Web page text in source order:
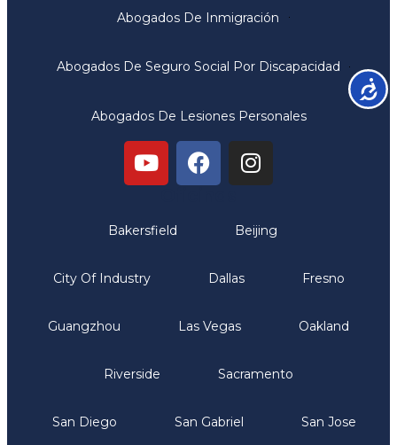
Abogados De Inmigración
Abogados De Seguro Social Por Discapacidad
Abogados De Lesiones Personales
Bakersfield Beijing
City Of Industry Dallas Fresno
Guangzhou Las Vegas Oakland
Riverside Sacramento
San Diego San Gabriel San Jose